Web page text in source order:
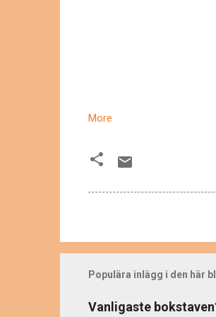
More
Populära inlägg i den här
Vanligaste